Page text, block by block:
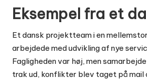
Eksempel fra et
Et dansk projektteam i en
arbejdede med udvikling af nye
Fagligheden var høj, men
trak ud, konflikter blev taget på mail